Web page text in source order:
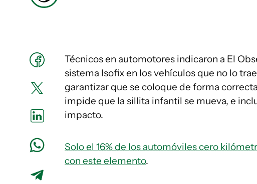
Técnicos en automotores indicaron a El
sistema Isofix en los vehículos que no lo
garantizar que se coloque de forma
impide que la sillita infantil se mueva, e
impacto.
Solo el 16% de los automóviles cero
con este elemento.